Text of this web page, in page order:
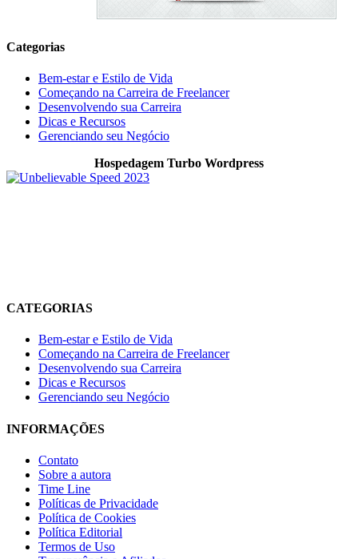
Categorias
Bem-estar e Estilo de Vida
Começando na Carreira de Freelancer
Desenvolvendo sua Carreira
Dicas e Recursos
Gerenciando seu Negócio
Hospedagem Turbo Wordpress
CATEGORIAS
Bem-estar e Estilo de Vida
Começando na Carreira de Freelancer
Desenvolvendo sua Carreira
Dicas e Recursos
Gerenciando seu Negócio
INFORMAÇÕES
Contato
Sobre a autora
Time Line
Políticas de Privacidade
Política de Cookies
Política Editorial
Termos de Uso